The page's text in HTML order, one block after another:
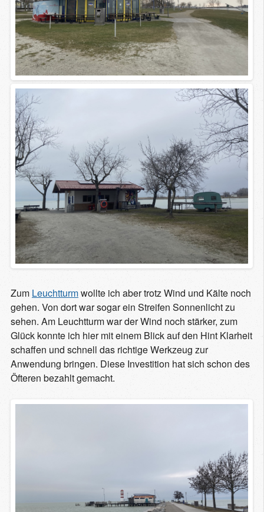
Zum Leuchtturmwollte ich aber trotz Wind und Kälte noch
gehen. Von dort war sogar ein Streifen Sonnenlicht zu
sehen. Am Leuchtturm war der Wind noch stärker, zum
Glück konnte ich hier mit einem Blick auf den Hint Klarheit
schaffen und schnell das richtige Werkzeug zur
Anwendung bringen. Diese Investition hat sich schon des
Öfteren bezahlt gemacht.